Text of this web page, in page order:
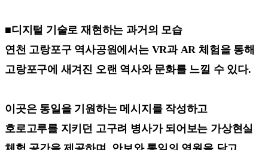
■디지털 기술로 재현하는 과거의 모습
연천 고랑포구 역사공원에서는 VR과 AR 체험을 통해
고랑포구에 새겨진 오랜 역사와 문화를 느낄 수 있다.
이곳은 통일을 기원하는 메시지를 작성하고
호로고루를 지키던 고구려 병사가 되어보는 가상현실